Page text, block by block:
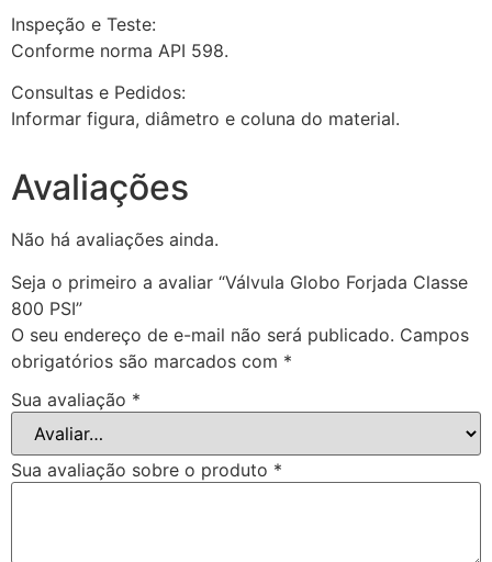
Inspeção e Teste:
Conforme norma API 598.
Consultas e Pedidos:
Informar figura, diâmetro e coluna do material.
Avaliações
Não há avaliações ainda.
Seja o primeiro a avaliar “Válvula Globo Forjada Classe
800 PSI”
O seu endereço de e-mail não será publicado. Campos
obrigatórios são marcados com *
Sua avaliação *
Sua avaliação sobre o produto *